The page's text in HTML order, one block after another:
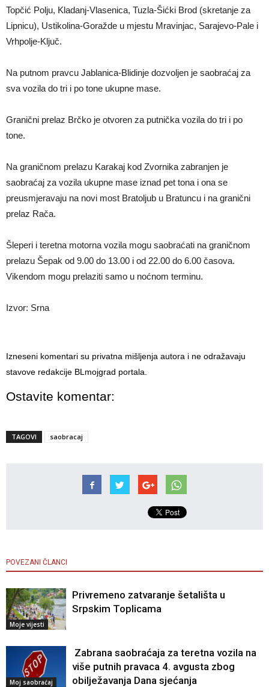
Topčić Polju, Kladanj-Vlasenica, Tuzla-Šićki Brod (skretanje za
Lipnicu), Ustikolina-Goražde u mjestu Mravinjac, Sarajevo-Pale i
Vrhpolje-Ključ.
Na putnom pravcu Jablanica-Blidinje dozvoljen je saobraćaj za
sva vozila do tri i po tone ukupne mase.
Granični prelaz Brčko je otvoren za putnička vozila do tri i po
tone.
Na graničnom prelazu Karakaj kod Zvornika zabranjen je
saobraćaj za vozila ukupne mase iznad pet tona i ona se
preusmjeravaju na novi most Bratoljub u Bratuncu i na granični
prelaz Rača.
Šleperi i teretna motorna vozila mogu saobraćati na graničnom
prelazu Šepak od 9.00 do 13.00 i od 22.00 do 6.00 časova.
Vikendom mogu prelaziti samo u noćnom terminu.
Izvor: Srna
Izneseni komentari su privatna mišljenja autora i ne odražavaju
stavove redakcije BLmojgrad portala.
Ostavite komentar:
TAGOVI saobracaj
POVEZANI ČLANCI
Moje vijesti
Privremeno zatvaranje šetališta u
Srpskim Toplicama
Moj saobraćaj
Zabrana saobraćaja za teretna vozila na
više putnih pravaca 4. avgusta zbog
obilježavanja Dana sjećanja